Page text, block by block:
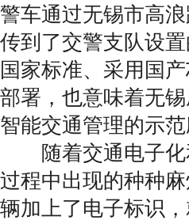
警车通过无锡市高
传到了交警支队设
国家标准、采用国
部署，也意味着无
智能交通管理的示范
随着交通电子化
过程中出现的种种
辆加上了电子标识